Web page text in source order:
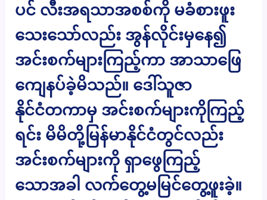
ပင် လီးအရသာအစစ်ကို မခံစားဖူး
သေးသော်လည်း အွန်လိုင်းမှနေ၍
အင်းစက်များကြည့်ကာ အာသာဖြေ
ကျေနပ်ခဲ့မိသည်။ ဒေါ်သူဇာ
နိုင်ငံတကာမှ အင်းစက်များကိုကြည့်
ရင်း မိမိတို့မြန်မာနိုင်ငံတွင်လည်း
အင်းစက်များကို ရှာဖွေကြည့်
သောအခါ လက်တွေ့မမြင်တွေ့ဖူးခဲ့။